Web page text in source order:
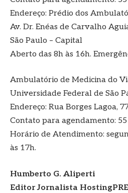
Endereço: Prédio dos
Av. Dr. Enéas de Carvalho
São Paulo – Capital
Aberto das 8h às 16h.
Ambulatório de Medicina do
Universidade Federal de São
Endereço: Rua Borges Lagoa,
Contato para agendamento:
Horário de Atendimento:
às 17h.
Humberto G. Aliperti
Editor Jornalista